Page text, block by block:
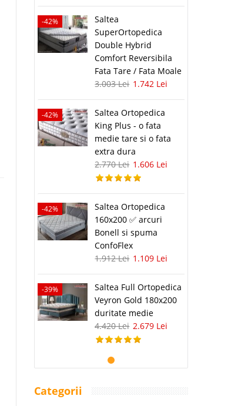
-42%
Saltea
SuperOrtopedica
Double Hybrid
Comfort Reversibila
Fata Tare / Fata Moale
3.003 Lei 1.742 Lei
-42%
Saltea Ortopedica
King Plus - o fata
medie tare si o fata
extra dura
2.770 Lei 1.606 Lei
-42%
Saltea Ortopedica
160x200 ✅ arcuri
Bonell si spuma
ConfoFlex
1.912 Lei 1.109 Lei
-39%
Saltea Full Ortopedica
Veyron Gold 180x200
duritate medie
4.420 Lei 2.679 Lei
Categorii